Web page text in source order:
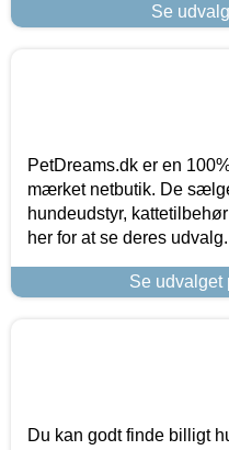
Se
PetDreams.dk er en
mærket netbutik. De
hundeudstyr,
her for at se deres udvalg.
Se udvalget
Du kan godt finde billigt